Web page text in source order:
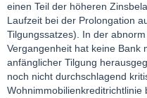
einen Teil der höheren
Laufzeit bei der Prolongation
Tilgungssatzes). In der
Vergangenheit hat keine Bank
anfänglicher Tilgung
noch nicht durchschlagend